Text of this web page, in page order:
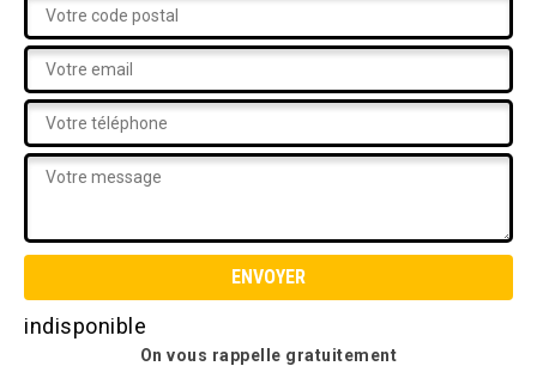
indisponible
On vous rappelle gratuitement